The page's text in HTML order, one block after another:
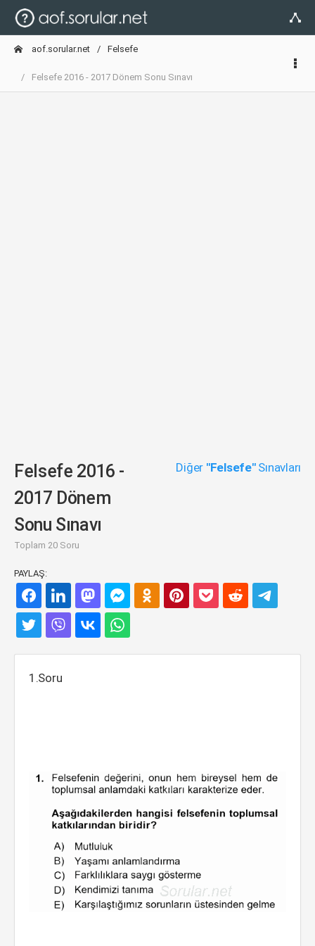
aof.sorular.net Felsefe
Felsefe 2016 - 2017 Dönem Sonu Sınavı
Felsefe 2016 -
2017 Dönem
Sonu Sınavı
Toplam 20 Soru
Diğer "Felsefe"Sınavları
PAYLAŞ:
1.Soru